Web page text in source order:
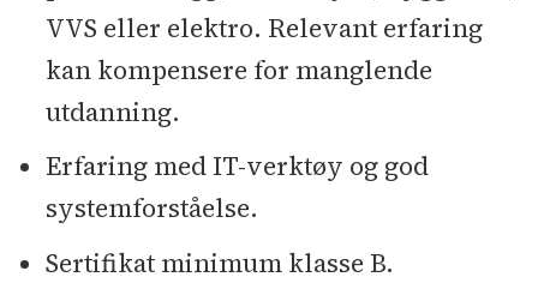
VVS eller elektro. Relevant erfaring
kan kompensere for manglende
utdanning.
Erfaring med IT-verktøy og god
systemforståelse.
Sertifikat minimum klasse B.